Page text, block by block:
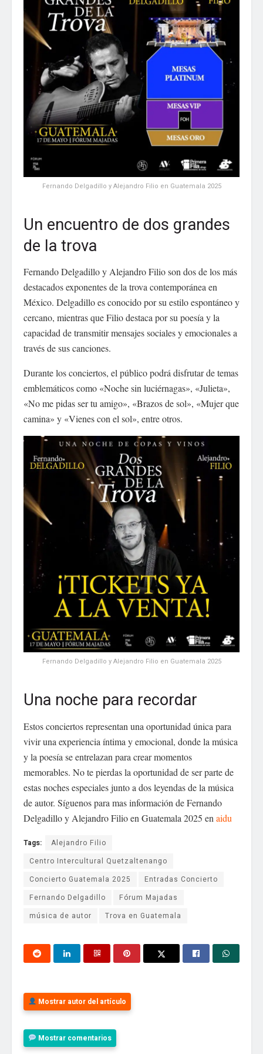
Fernando Delgadillo y Alejandro Filio en Guatemala 2025
Un encuentro de dos grandes
de la trova
Fernando Delgadillo y Alejandro Filio son dos de los más
destacados exponentes de la trova contemporánea en
México. Delgadillo es conocido por su estilo espontáneo y
cercano, mientras que Filio destaca por su poesía y la
capacidad de transmitir mensajes sociales y emocionales a
través de sus canciones.
Durante los conciertos, el público podrá disfrutar de temas
emblemáticos como «Noche sin luciérnagas», «Julieta»,
«No me pidas ser tu amigo», «Brazos de sol», «Mujer que
camina» y «Vienes con el sol», entre otros.
Fernando Delgadillo y Alejandro Filio en Guatemala 2025
Una noche para recordar
Estos conciertos representan una oportunidad única para
vivir una experiencia íntima y emocional, donde la música
y la poesía se entrelazan para crear momentos
memorables. No te pierdas la oportunidad de ser parte de
estas noches especiales junto a dos leyendas de la música
de autor. Síguenos para mas información de Fernando
Delgadillo y Alejandro Filio en Guatemala 2025 en aidu
Tags:
Alejandro Filio
Centro Intercultural Quetzaltenango
Concierto Guatemala 2025
Entradas Concierto
Fernando Delgadillo
Fórum Majadas
música de autor
Trova en Guatemala
Mostrar autor del artículo
Mostrar comentarios